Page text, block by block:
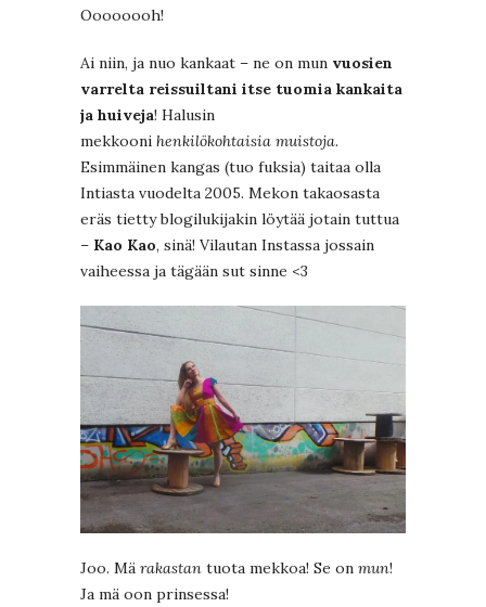
Oooooooh!
Ai niin, ja nuo kankaat – ne on mun vuosien
varrelta reissuiltani itse tuomia kankaita
ja huiveja! Halusin
mekkooni henkilökohtaisia muistoja.
Esimmäinen kangas (tuo fuksia) taitaa olla
Intiasta vuodelta 2005. Mekon takaosasta
eräs tietty blogilukijakin löytää jotain tuttua
– Kao Kao, sinä! Vilautan Instassa jossain
vaiheessa ja tägään sut sinne <3
Joo. Mä rakastan tuota mekkoa! Se on mun!
Ja mä oon prinsessa!